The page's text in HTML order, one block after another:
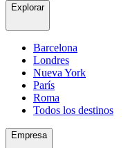
Explorar
Barcelona
Londres
Nueva York
París
Roma
Todos los destinos
Empresa